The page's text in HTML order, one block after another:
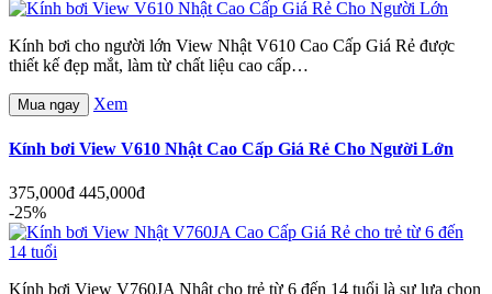
Kính bơi cho người lớn View Nhật V610 Cao Cấp Giá Rẻ được
thiết kế đẹp mắt, làm từ chất liệu cao cấp…
Mua ngay Xem
Kính bơi View V610 Nhật Cao Cấp Giá Rẻ Cho Người Lớn
375,000đ 445,000đ
-25%
Kính bơi View V760JA Nhật cho trẻ từ 6 đến 14 tuổi là sự lựa chọn